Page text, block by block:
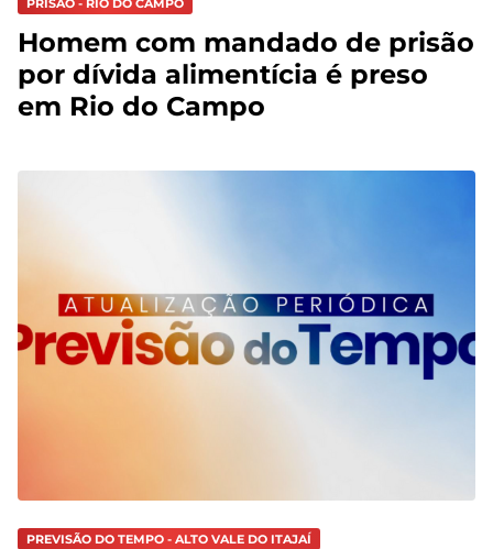
PRISÃO - RIO DO CAMPO
Homem com mandado de prisão
por dívida alimentícia é preso
em Rio do Campo
PREVISÃO DO TEMPO - ALTO VALE DO ITAJAÍ